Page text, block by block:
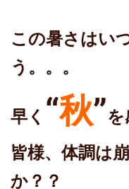
この暑さはい
う。。。
早く “秋”を
皆様、体調は
か？？